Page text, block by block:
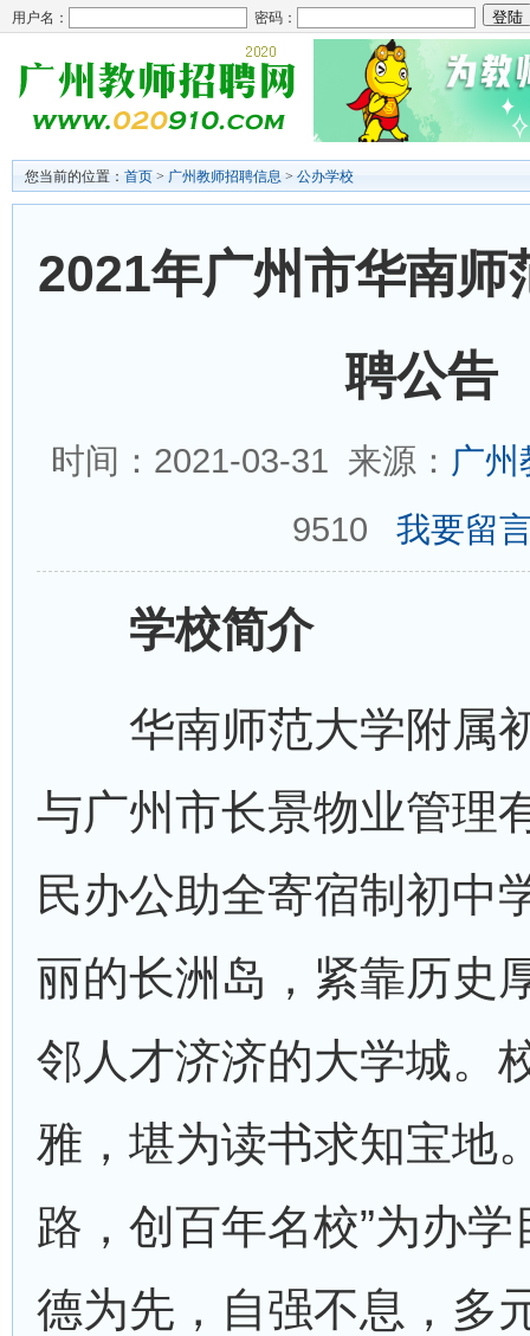
用户名： 密码：
您当前的位置： 首页 > 广州教师招聘信息 > 公办学校
2021年广州市华南师
聘公告
时间：2021-03-31 来源： 广
9510 我要留
学校简介
华南师范大学附属初
与广州市长景物业管理
民办公助全寄宿制初中
丽的长洲岛，紧靠历史
邻人才济济的大学城。
雅，堪为读书求知宝地
路，创百年名校”为办
德为先，自强不息，多